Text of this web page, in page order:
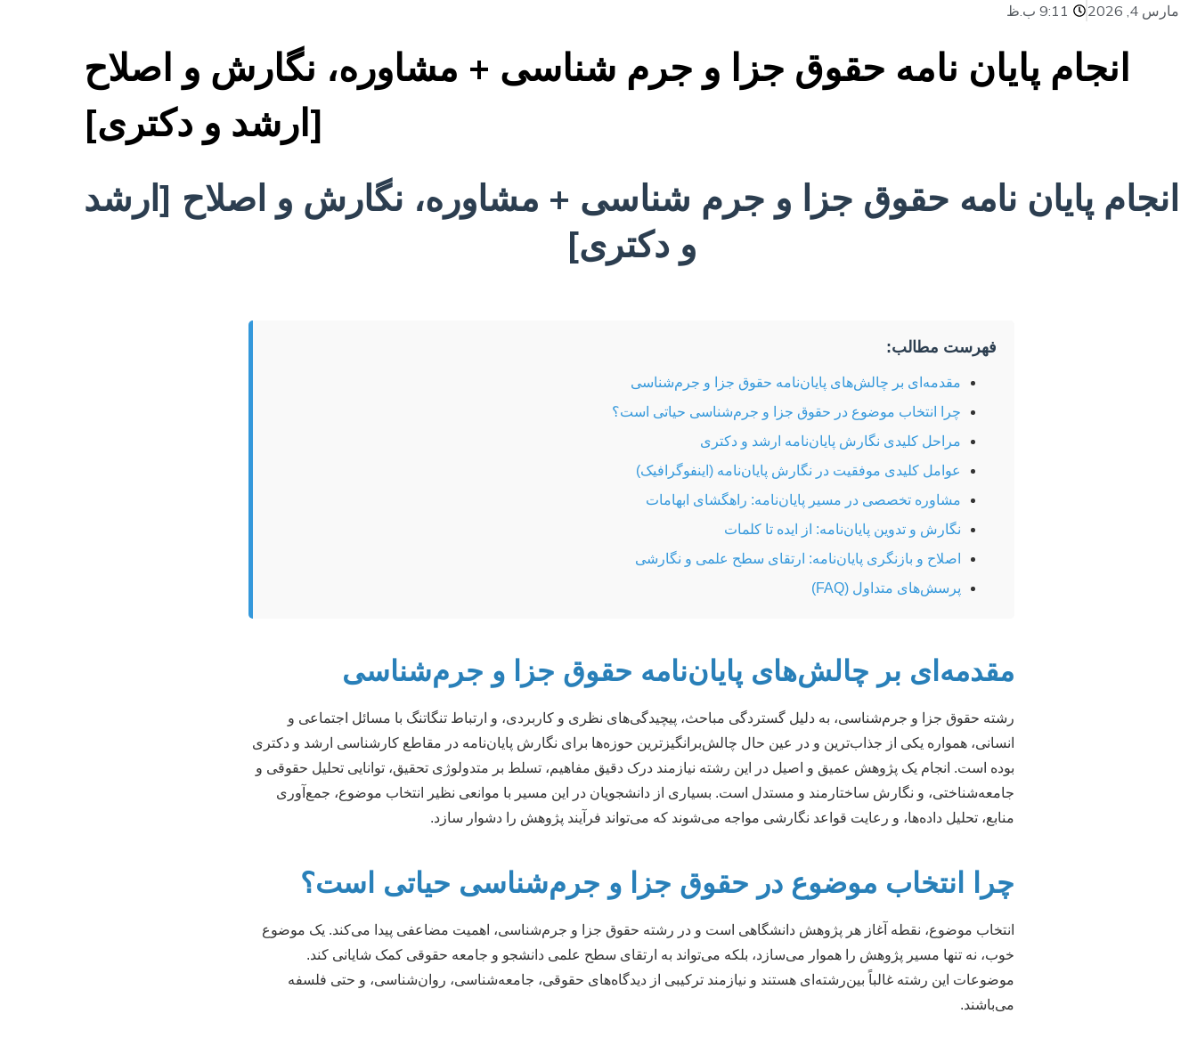
مارس 4, 2026 9:11 ب.ظ
انجام پایان نامه حقوق جزا و جرم شناسی + مشاوره، نگارش و اصلاح
[ارشد و دکتری]
انجام پایان نامه حقوق جزا و جرم شناسی + مشاوره، نگارش و اصلاح [ارشد
و دکتری]
فهرست مطالب:
مقدمه‌ای بر چالش‌های پایان‌نامه حقوق جزا و جرم‌شناسی
چرا انتخاب موضوع در حقوق جزا و جرم‌شناسی حیاتی است؟
مراحل کلیدی نگارش پایان‌نامه ارشد و دکتری
عوامل کلیدی موفقیت در نگارش پایان‌نامه (اینفوگرافیک)
مشاوره تخصصی در مسیر پایان‌نامه: راهگشای ابهامات
نگارش و تدوین پایان‌نامه: از ایده تا کلمات
اصلاح و بازنگری پایان‌نامه: ارتقای سطح علمی و نگارشی
پرسش‌های متداول (FAQ)
مقدمه‌ای بر چالش‌های پایان‌نامه حقوق جزا و جرم‌شناسی
رشته حقوق جزا و جرم‌شناسی، به دلیل گستردگی مباحث، پیچیدگی‌های نظری و کاربردی، و ارتباط تنگاتنگ با مسائل اجتماعی و
انسانی، همواره یکی از جذاب‌ترین و در عین حال چالش‌برانگیزترین حوزه‌ها برای نگارش پایان‌نامه در مقاطع کارشناسی ارشد و دکتری
بوده است. انجام یک پژوهش عمیق و اصیل در این رشته نیازمند درک دقیق مفاهیم، تسلط بر متدولوژی تحقیق، توانایی تحلیل حقوقی و
جامعه‌شناختی، و نگارش ساختارمند و مستدل است. بسیاری از دانشجویان در این مسیر با موانعی نظیر انتخاب موضوع، جمع‌آوری
منابع، تحلیل داده‌ها، و رعایت قواعد نگارشی مواجه می‌شوند که می‌تواند فرآیند پژوهش را دشوار سازد.
چرا انتخاب موضوع در حقوق جزا و جرم‌شناسی حیاتی است؟
انتخاب موضوع، نقطه آغاز هر پژوهش دانشگاهی است و در رشته حقوق جزا و جرم‌شناسی، اهمیت مضاعفی پیدا می‌کند. یک موضوع
خوب، نه تنها مسیر پژوهش را هموار می‌سازد، بلکه می‌تواند به ارتقای سطح علمی دانشجو و جامعه حقوقی کمک شایانی کند.
موضوعات این رشته غالباً بین‌رشته‌ای هستند و نیازمند ترکیبی از دیدگاه‌های حقوقی، جامعه‌شناسی، روان‌شناسی، و حتی فلسفه
می‌باشند.